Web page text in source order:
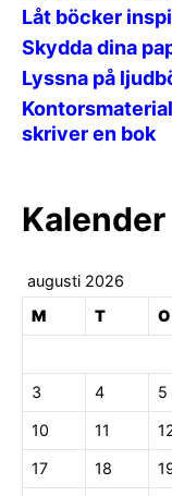
Låt böcker
Skydda dina
Lyssna på
skriver en bok
Kalender
augusti 2026
M
T O
3 4 5
10 11
17 18